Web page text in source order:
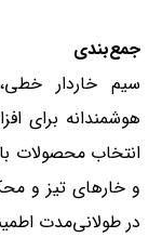
جمع‌بندی
سیم خاردار
هوشمندانه برای
انتخاب محصولات
و خارهای تیز و
در طولانی‌مدت